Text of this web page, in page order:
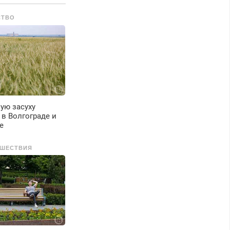
засуху
Волгограде и